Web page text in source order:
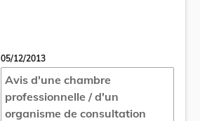
05/12/2013
Avis d'une chambre
professionnelle / d'un
organisme de consultation